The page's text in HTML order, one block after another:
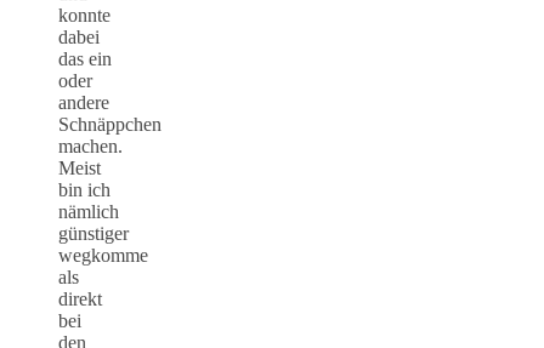
konnte
dabei
das ein
oder
andere
Schnäppchen
machen.
Meist
bin ich
nämlich
günstiger
wegkomme
als
direkt
bei
den